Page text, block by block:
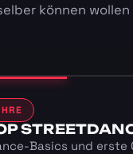
können wollen
Basics und erste